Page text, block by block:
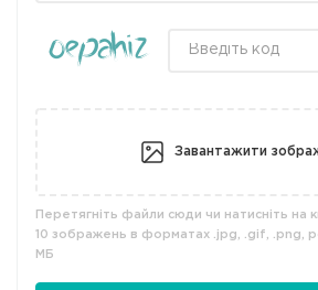
Завантажити
Перетягніть файли сюди чи натисніть на
10 зображень в форматах .jpg, .gif, .png,
МБ